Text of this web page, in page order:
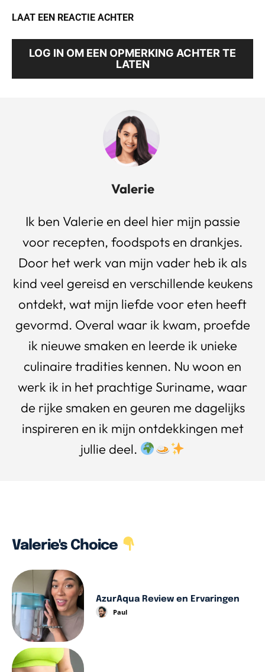
LAAT EEN REACTIE ACHTER
LOG IN OM EEN OPMERKING ACHTER TE
LATEN
Valerie
Ik ben Valerie en deel hier mijn passie
voor recepten, foodspots en drankjes.
Door het werk van mijn vader heb ik als
kind veel gereisd en verschillende keukens
ontdekt, wat mijn liefde voor eten heeft
gevormd. Overal waar ik kwam, proefde
ik nieuwe smaken en leerde ik unieke
culinaire tradities kennen. Nu woon en
werk ik in het prachtige Suriname, waar
de rijke smaken en geuren me dagelijks
inspireren en ik mijn ontdekkingen met
jullie deel.
Valerie's Choice
AzurAqua Review en Ervaringen
Paul